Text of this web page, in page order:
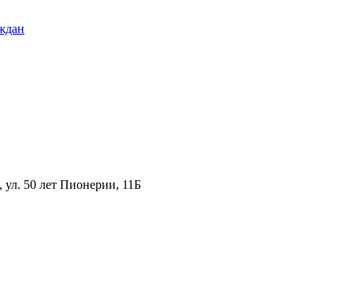
50 лет Пионерии, 11Б